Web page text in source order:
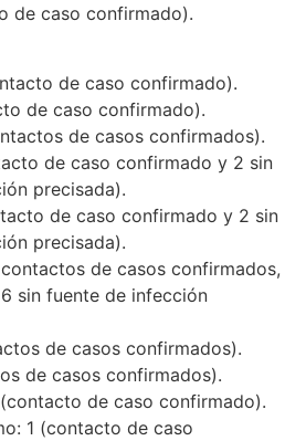
de caso confirmado).
de caso confirmado).
de caso confirmado).
de casos confirmados).
de caso confirmado y 2 sin
precisada).
de caso confirmado y 2 sin
precisada).
de casos confirmados,
sin fuente de infección
de casos confirmados).
de casos confirmados).
(contacto de caso confirmado).
1 (contacto de caso